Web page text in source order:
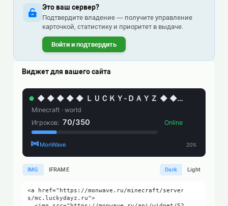
Это ваш сервер?
Подтвердите владение — получите управление
карточкой, статистику и приоритет в выдаче.
Войти и подтвердить
Виджет для вашего сайта
IMG IFRAME Dark Light